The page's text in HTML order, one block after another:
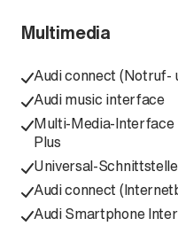
Multimedia
Audi connect (Notruf-
Audi music interface
Multi-Media-Interface
Plus
Universal-
Audi connect
Audi Smartphone